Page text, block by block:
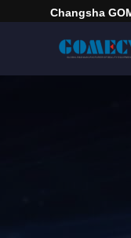
Changsha